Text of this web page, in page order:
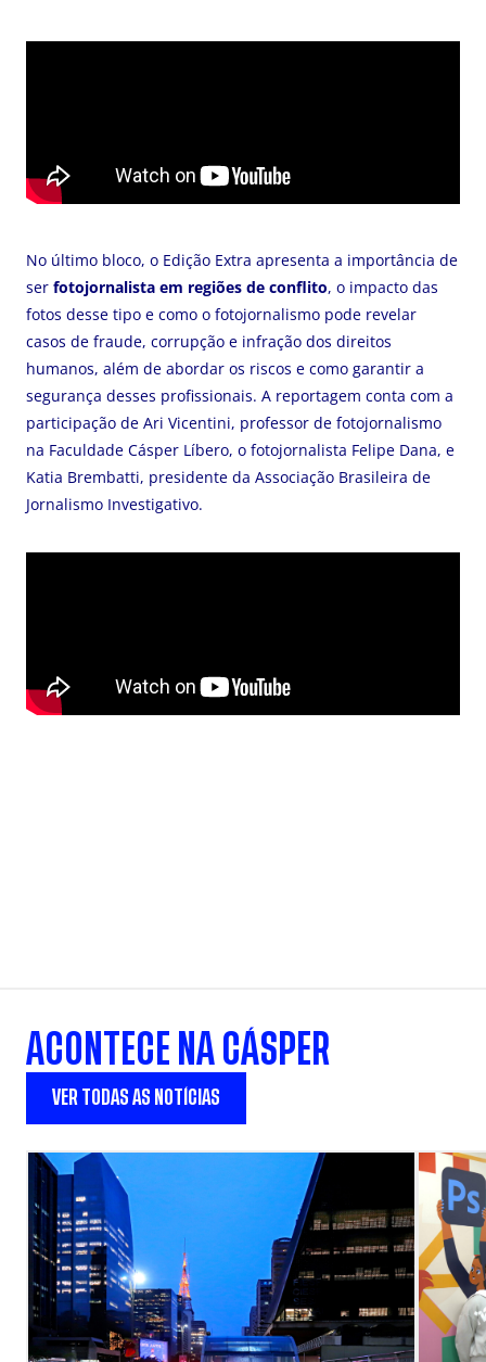
No último bloco, o Edição Extra apresenta a importância de
ser fotojornalista em regiões de conflito, o impacto das
fotos desse tipo e como o fotojornalismo pode revelar
casos de fraude, corrupção e infração dos direitos
humanos, além de abordar os riscos e como garantir a
segurança desses profissionais. A reportagem conta com a
participação de Ari Vicentini, professor de fotojornalismo
na Faculdade Cásper Líbero, o fotojornalista Felipe Dana, e
Katia Brembatti, presidente da Associação Brasileira de
Jornalismo Investigativo.
ACONTECE NA CÁSPER
VER TODAS AS NOTÍCIAS